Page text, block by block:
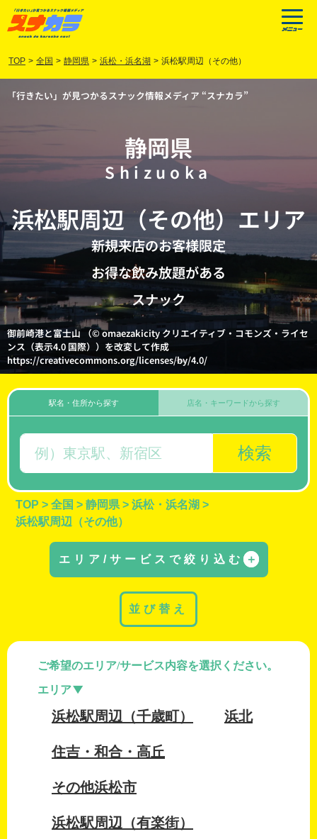
TOP > 全国 > 静岡県 > 浜松・浜名湖 > 浜松駅周辺（その他）
「行きたい」が見つかるスナック情報メディア “スナカラ”
静岡県
Shizuoka
浜松駅周辺（その他） エリア
新規来店のお客様限定
お得な飲み放題がある
スナック
御前崎港と富士山 （© omaezakicity クリエイティブ・コモンズ・ライセ
ンス（表示4.0 国際））を改変して作成
https://creativecommons.org/licenses/by/4.0/
駅名・住所から探す
検索
店名・キーワードから探す
TOP > 全国 > 静岡県 > 浜松・浜名湖 >
浜松駅周辺（その他）
エリア/サービスで絞り込む ＋
ご希望のエリア/サービス内容を選択ください。
エリア
浜松駅周辺（千歳町） 浜北
住吉・和合・高丘
その他浜松市
浜松駅周辺（有楽街）
並び替え